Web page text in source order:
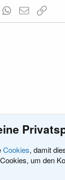
Reddit WhatsApp
E-Mail
Cookies, damit
um den